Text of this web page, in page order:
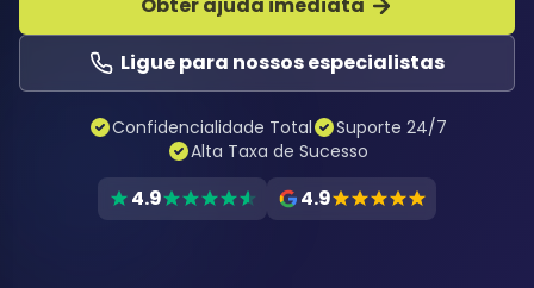
Ligue para nossos especialistas
Confidencialidade Total
Suporte 24/7
Alta Taxa de Sucesso
4.9 4.9